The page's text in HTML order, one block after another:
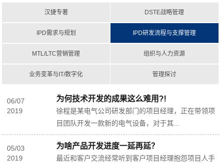
汉捷专著 DSTE战略管理
IPD需求与规划 IPD研发流程与支撑管理
MTL/LTC营销管理 组织与人力资源
业务变革与IT/数字化 管理探讨
06/07
2019
为何技术开发的成果这么难用?!
徐程是某电气公司研发部门的项目经理，正在带领项
目团队开发一款新的电气设备，对于其...
05/03
2019
为啥产品开发进度一延再延？
最近和客户交流经常听到客户项目经理抱怨项目人手